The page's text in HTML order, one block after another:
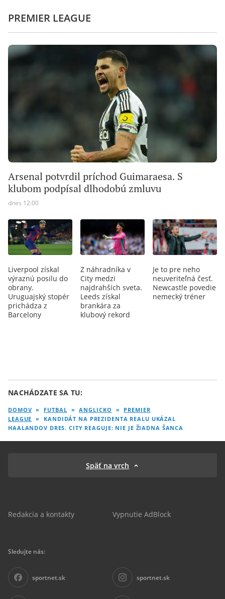
PREMIER LEAGUE
Arsenal potvrdil príchod Guimaraesa. S
klubom podpísal dlhodobú zmluvu
dnes 12:00
Liverpool získal
výraznú posilu do
obrany.
Uruguajský stopér
prichádza z
Barcelony
Z náhradníka v
City medzi
najdrahších sveta.
Leeds získal
brankára za
klubový rekord
Je to pre neho
neuveriteľná česť.
Newcastle povedie
nemecký tréner
NACHÁDZATE SA TU:
DOMOV » FUTBAL » ANGLICKO » PREMIER
LEAGUE
»
KANDIDÁT NA PREZIDENTA REALU UKÁZAL
HAALANDOV DRES. CITY REAGUJE: NIE JE ŽIADNA ŠANCA
Späť na vrch
Redakcia a kontakty Vypnutie AdBlock
Sledujte nás:
sportnet.sk sportnet.sk